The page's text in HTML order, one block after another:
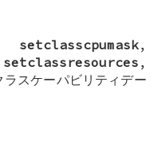
setclasscpumask,
setclassresources ,
ラスケーパビリティデー